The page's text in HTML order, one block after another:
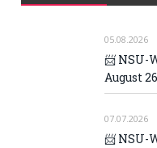
05.08.2026
📨 NSU-
August 26
07.07.2026
📨 NSU-